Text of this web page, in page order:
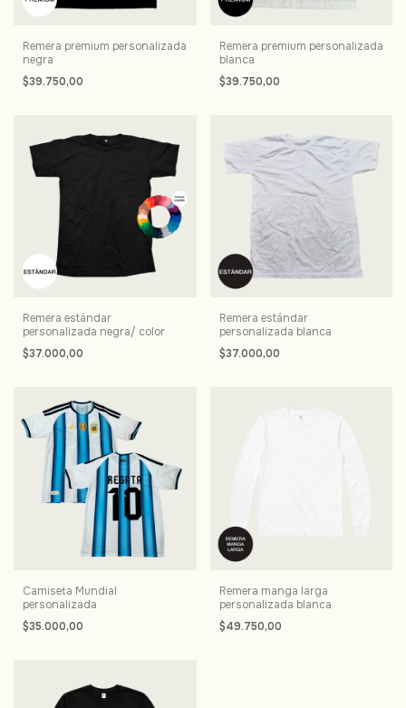
Remera premium personalizada
negra
$39.750,00
Remera premium personalizada
blanca
$39.750,00
Remera estándar
personalizada negra/ color
$37.000,00
Remera estándar
personalizada blanca
$37.000,00
Camiseta Mundial
personalizada
$35.000,00
Remera manga larga
personalizada blanca
$49.750,00